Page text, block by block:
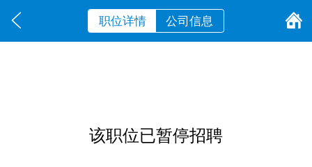
职位详情 公司信息
该职位已暂停招聘